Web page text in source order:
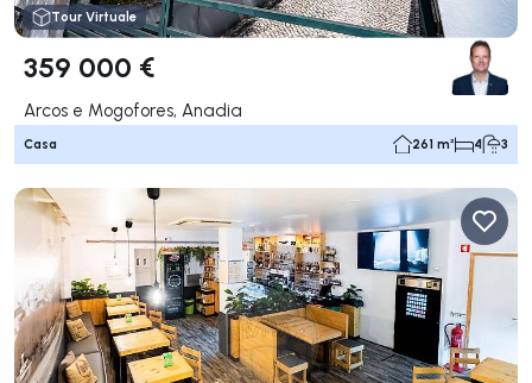
Tour Virtuale
359 000 €
Arcos e Mogofores, Anadia
Casa 261 m² 4 3